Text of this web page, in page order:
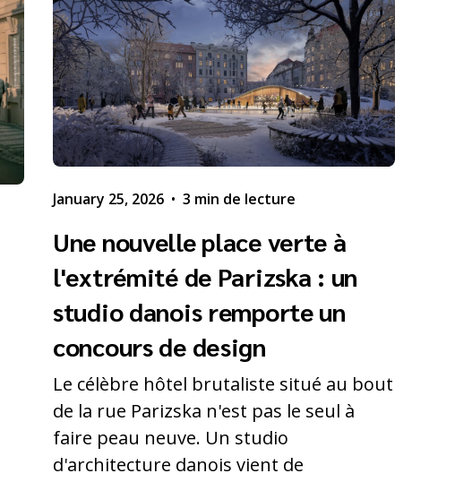
January 25, 2026 • 3 min de lecture
Une nouvelle place verte à
l'extrémité de Parizska : un
studio danois remporte un
concours de design
Le célèbre hôtel brutaliste situé au bout
de la rue Parizska n'est pas le seul à
faire peau neuve. Un studio
d'architecture danois vient de